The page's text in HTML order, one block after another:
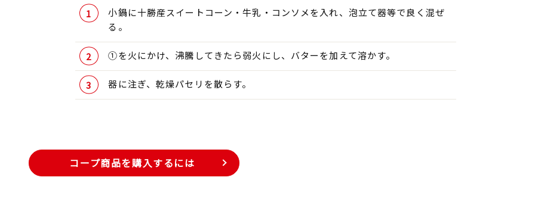
小鍋に十勝産スイートコーン・牛乳・コンソメを入れ、泡立て器等で良く混ぜ
る。
①を火にかけ、沸騰してきたら弱火にし、バターを加えて溶かす。
器に注ぎ、乾燥パセリを散らす。
コープ商品を購入するには